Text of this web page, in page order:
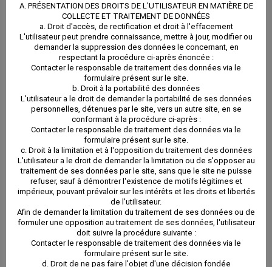
A. PRÉSENTATION DES DROITS DE L'UTILISATEUR EN MATIÈRE DE
COLLECTE ET TRAITEMENT DE DONNÉES
a. Droit d'accès, de rectification et droit à l'effacement
L'utilisateur peut prendre connaissance, mettre à jour, modifier ou
demander la suppression des données le concernant, en
respectant la procédure ci-après énoncée :
Contacter le responsable de traitement des données via le
formulaire présent sur le site.
b. Droit à la portabilité des données
L'utilisateur a le droit de demander la portabilité de ses données
personnelles, détenues par le site, vers un autre site, en se
conformant à la procédure ci-après :
Contacter le responsable de traitement des données via le
formulaire présent sur le site.
c. Droit à la limitation et à l'opposition du traitement des données
L'utilisateur a le droit de demander la limitation ou de s'opposer au
traitement de ses données par le site, sans que le site ne puisse
refuser, sauf à démontrer l'existence de motifs légitimes et
impérieux, pouvant prévaloir sur les intérêts et les droits et libertés
de l'utilisateur.
Afin de demander la limitation du traitement de ses données ou de
formuler une opposition au traitement de ses données, l'utilisateur
doit suivre la procédure suivante :
Contacter le responsable de traitement des données via le
formulaire présent sur le site.
d. Droit de ne pas faire l'objet d'une décision fondée